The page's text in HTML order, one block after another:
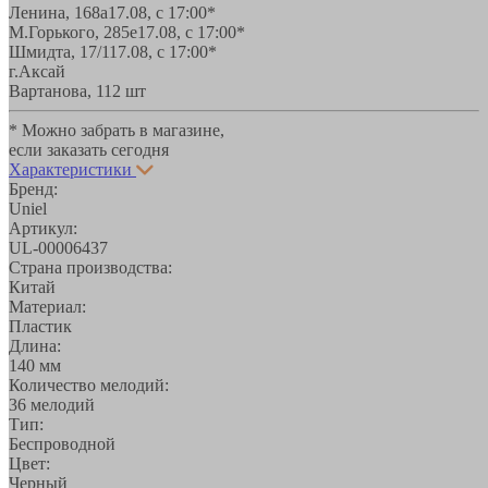
Ленина, 168а17.08, с 17:00*
М.Горького, 285е17.08, с 17:00*
Шмидта, 17/117.08, с 17:00*
г.Аксай
Вартанова, 11 2 шт
* Можно забрать в магазине,
если заказать сегодня
Характеристики
Бренд:
Uniel
Артикул:
UL-00006437
Страна производства:
Китай
Материал:
Пластик
Длина:
140 мм
Количество мелодий:
36 мелодий
Тип:
Беспроводной
Цвет:
Черный